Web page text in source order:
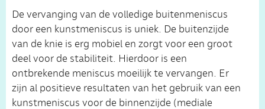
De vervanging van de volledige buitenmeniscus
door een kunstmeniscus is uniek. De buitenzijde
van de knie is erg mobiel en zorgt voor een groot
deel voor de stabiliteit. Hierdoor is een
ontbrekende meniscus moeilijk te vervangen. Er
zijn al positieve resultaten van het gebruik van een
kunstmeniscus voor de binnenzijde (mediale